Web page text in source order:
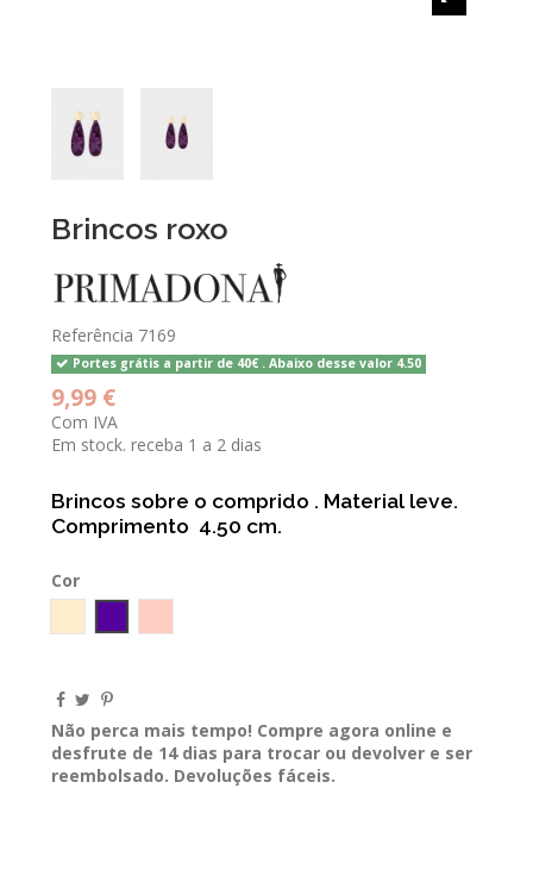
Brincos roxo
Referência 7169
Portes grátis a partir de 40€ . Abaixo desse valor 4.50
9,99 €
Com IVA
Em stock. receba 1 a 2 dias
Brincos sobre o comprido . Material leve.
Comprimento 4.50 cm.
Cor
Não perca mais tempo! Compre agora online e
desfrute de 14 dias para trocar ou devolver e ser
reembolsado. Devoluções fáceis.